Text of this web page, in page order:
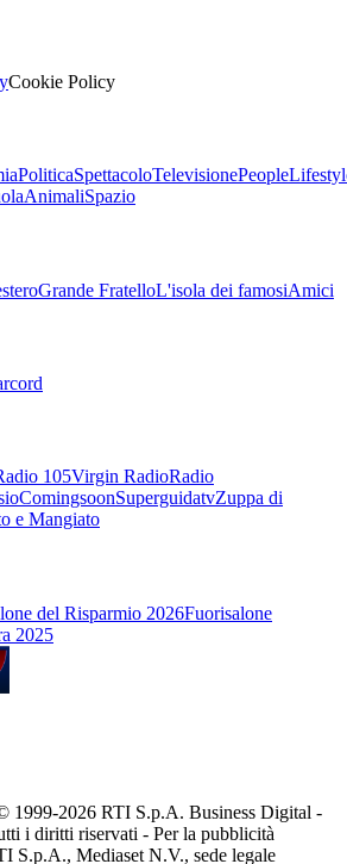
Cookie Policy
PoliticaSpettacoloTelevisionePeople
AnimaliSpazio
Grande FratelloL'isola dei famosiAmici
105Virgin RadioRadio
ComingsoonSuperguidatvZuppa di
e Mangiato
del Risparmio 2026Fuorisalone
2025
1999-2026 RTI S.p.A. Business Digital -
i diritti riservati - Per la pubblicità
S.p.A., Mediaset N.V., sede legale